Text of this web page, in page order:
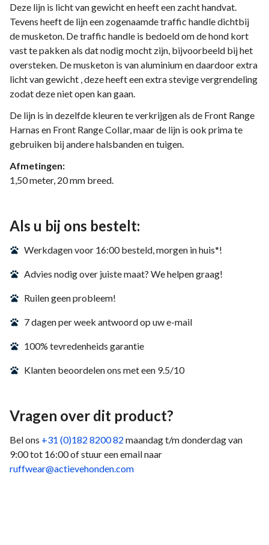
Deze lijn is licht van gewicht en heeft een zacht handvat.
Tevens heeft de lijn een zogenaamde traffic handle dichtbij
de musketon. De traffic handle is bedoeld om de hond kort
vast te pakken als dat nodig mocht zijn, bijvoorbeeld bij het
oversteken. De musketon is van aluminium en daardoor extra
licht van gewicht , deze heeft een extra stevige vergrendeling
zodat deze niet open kan gaan.
De lijn is in dezelfde kleuren te verkrijgen als de Front Range
Harnas en Front Range Collar, maar de lijn is ook prima te
gebruiken bij andere halsbanden en tuigen.
Afmetingen:
1,50 meter, 20 mm breed.
Als u bij ons bestelt:
Werkdagen voor 16:00 besteld, morgen in huis*!
Advies nodig over juiste maat? We helpen graag!
Ruilen geen probleem!
7 dagen per week antwoord op uw e-mail
100% tevredenheids garantie
Klanten beoordelen ons met een 9.5/10
Vragen over dit product?
Bel ons +31 (0)182 8200 82 maandag t/m donderdag van
9:00 tot 16:00 of stuur een email naar
ruffwear@actievehonden.com